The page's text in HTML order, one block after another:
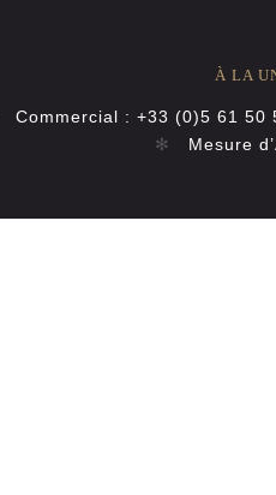
À LA
Commercial : +33 (0)5 61 50
✻
Mesure